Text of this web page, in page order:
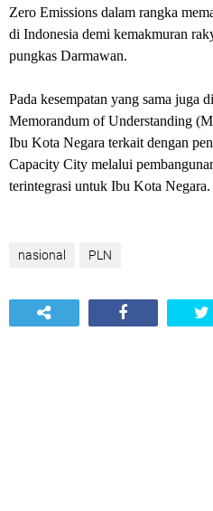
Zero Emissions dalam rangka
di Indonesia demi kemakmuran
pungkas Darmawan.
Pada kesempatan yang sama juga
Memorandum of Understanding
Ibu Kota Negara terkait dengan
Capacity City melalui
terintegrasi untuk Ibu Kota Negara.
nasional PLN